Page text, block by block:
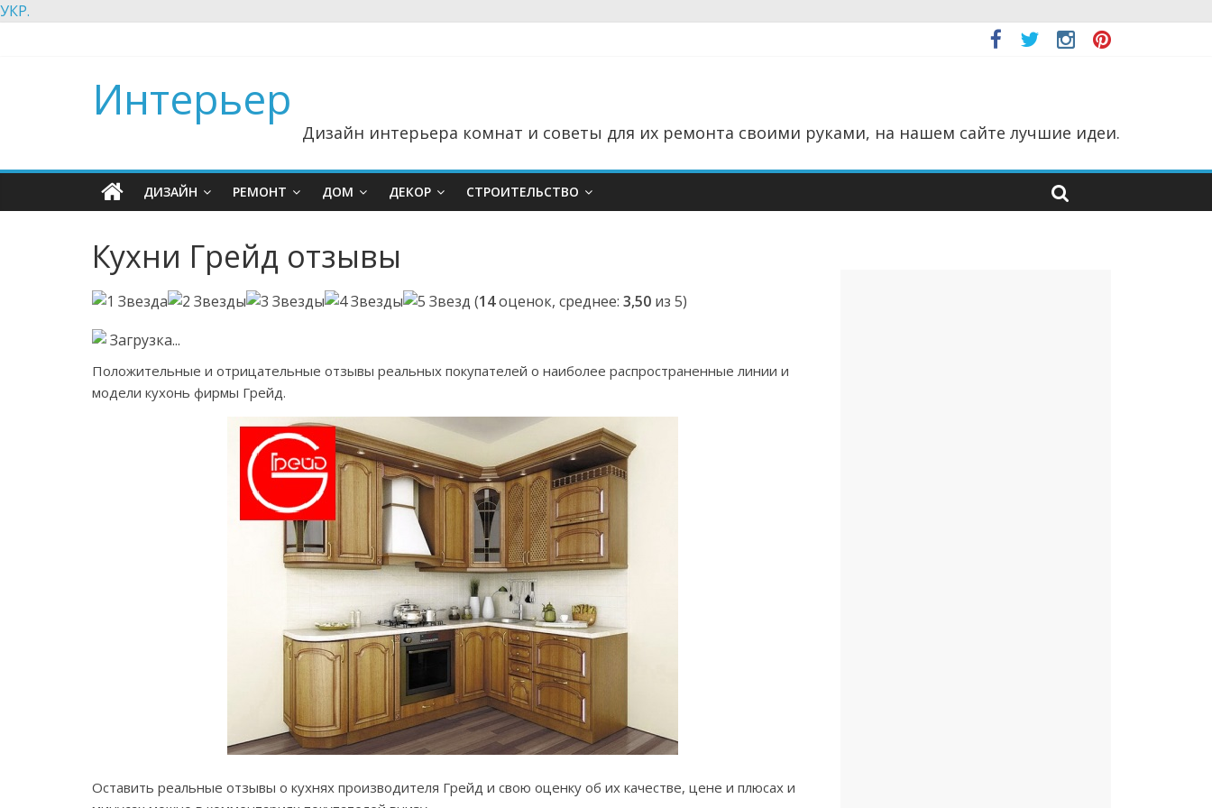
УКР.
Интерьер
Дизайн интерьера комнат и советы для их ремонта своими руками, на нашем сайте лучшие идеи.
ДИЗАЙН РЕМОНТ ДОМ ДЕКОР СТРОИТЕЛЬСТВО
Кухни Грейд отзывы
(14оценок, среднее: 3,50 из 5)
Загрузка...
Положительные и отрицательные отзывы реальных покупателей о наиболее распространенные линии и
модели кухонь фирмы Грейд.
Оставить реальные отзывы о кухнях производителя Грейд и свою оценку об их качестве, цене и плюсах и